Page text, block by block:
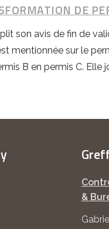
DE
son avis de fin de
mentionnée sur le
B en permis C.
&